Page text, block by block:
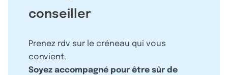
conseiller
Prenez rdv sur le créneau qui vous
convient.
Soyez accompagné pour être sûr de